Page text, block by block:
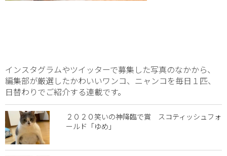
インスタグラムやツイッターで募集した写真のなかから、
編集部が厳選したかわいいワンコ、ニャンコを毎日１匹、
日替わりでご紹介する連載です。
２０２０笑いの神降臨で賞 スコティッシュフォ
ールド「ゆめ」